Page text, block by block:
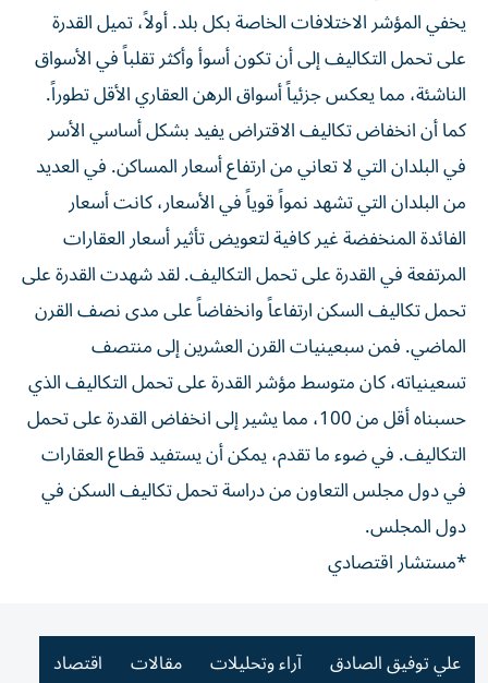
يخفي المؤشر الاختلافات الخاصة بكل بلد. أولاً، تميل القدرة
على تحمل التكاليف إلى أن تكون أسوأ وأكثر تقلباً في الأسواق
الناشئة، مما يعكس جزئياً أسواق الرهن العقاري الأقل تطوراً.
كما أن انخفاض تكاليف الاقتراض يفيد بشكل أساسي الأسر
في البلدان التي لا تعاني من ارتفاع أسعار المساكن. في العديد
من البلدان التي تشهد نمواً قوياً في الأسعار، كانت أسعار
الفائدة المنخفضة غير كافية لتعويض تأثير أسعار العقارات
المرتفعة في القدرة على تحمل التكاليف. لقد شهدت القدرة على
تحمل تكاليف السكن ارتفاعاً وانخفاضاً على مدى نصف القرن
الماضي. فمن سبعينيات القرن العشرين إلى منتصف
تسعينياته، كان متوسط ​​مؤشر القدرة على تحمل التكاليف الذي
حسبناه أقل من 100، مما يشير إلى انخفاض القدرة على تحمل
التكاليف. في ضوء ما تقدم، يمكن أن يستفيد قطاع العقارات
في دول مجلس التعاون من دراسة تحمل تكاليف السكن في
دول المجلس.
*مستشار اقتصادي
علي توفيق الصادق آراء وتحليلات مقالات اقتصاد